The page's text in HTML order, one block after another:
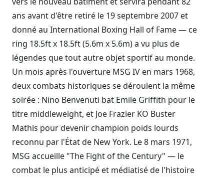
ans avant d'être retiré le 19 septembre 2007 et
donné au International Boxing Hall of Fame — ce
ring 18.5ft x 18.5ft (5.6m x 5.6m) a vu plus de
légendes que tout autre objet sportif au monde.
Un mois après l'ouverture MSG IV en mars 1968,
deux combats historiques se déroulent la même
soirée : Nino Benvenuti bat Emile Griffith pour le
titre middleweight, et Joe Frazier KO Buster
Mathis pour devenir champion poids lourds
reconnu par l'État de New York. Le 8 mars 1971,
MSG accueille "The Fight of the Century" — le
combat le plus anticipé et médiatisé de l'histoire